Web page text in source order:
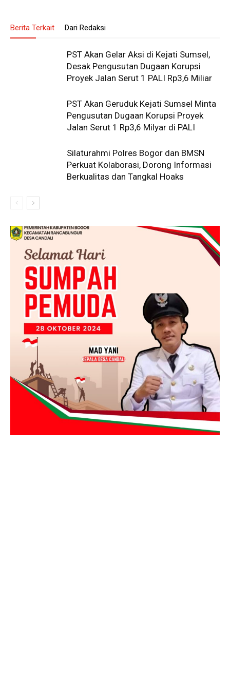
Berita Terkait Dari Redaksi
PST Akan Gelar Aksi di Kejati Sumsel,
Desak Pengusutan Dugaan Korupsi
Proyek Jalan Serut 1 PALI Rp3,6 Miliar
PST Akan Geruduk Kejati Sumsel Minta
Pengusutan Dugaan Korupsi Proyek
Jalan Serut 1 Rp3,6 Milyar di PALI
Silaturahmi Polres Bogor dan BMSN
Perkuat Kolaborasi, Dorong Informasi
Berkualitas dan Tangkal Hoaks